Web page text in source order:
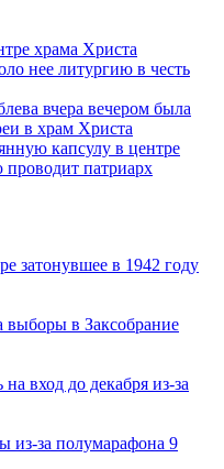
храма Христа
нее литургию в честь
вчера вечером была
в храм Христа
капсулу в центре
проводит патриарх
затонувшее в 1942 году
выборы в Заксобрание
вход до декабря из-за
из-за полумарафона 9